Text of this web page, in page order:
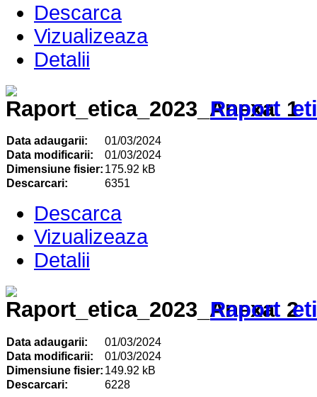
Descarca
Vizualizeaza
Detalii
Data adaugarii:
01/03/2024
Data modificarii:
01/03/2024
Dimensiune fisier: 175.92 kB
Descarcari:
6351
Descarca
Vizualizeaza
Detalii
Data adaugarii:
01/03/2024
Data modificarii:
01/03/2024
Dimensiune fisier: 149.92 kB
Descarcari:
6228